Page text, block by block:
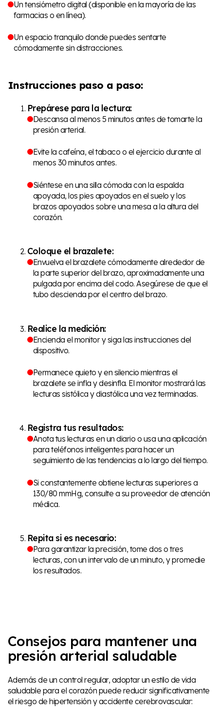
Un tensiómetro digital (disponible en la mayoría de las
farmacias o en línea).
Un espacio tranquilo donde puedes sentarte
cómodamente sin distracciones.
Instrucciones paso a paso:
Prepárese para la lectura:
Descansa al menos 5 minutos antes de tomarte la
presión arterial.
Evite la cafeína, el tabaco o el ejercicio durante al
menos 30 minutos antes.
Siéntese en una silla cómoda con la espalda
apoyada, los pies apoyados en el suelo y los
brazos apoyados sobre una mesa a la altura del
corazón.
Coloque el brazalete:
Envuelva el brazalete cómodamente alrededor de
la parte superior del brazo, aproximadamente una
pulgada por encima del codo. Asegúrese de que el
tubo descienda por el centro del brazo.
Realice la medición:
Encienda el monitor y siga las instrucciones del
dispositivo.
Permanece quieto y en silencio mientras el
brazalete se infla y desinfla. El monitor mostrará las
lecturas sistólica y diastólica una vez terminadas.
Registra tus resultados:
Anota tus lecturas en un diario o usa una aplicación
para teléfonos inteligentes para hacer un
seguimiento de las tendencias a lo largo del tiempo.
Si constantemente obtiene lecturas superiores a
130/80 mmHg, consulte a su proveedor de atención
médica.
Repita si es necesario:
Para garantizar la precisión, tome dos o tres
lecturas, con un intervalo de un minuto, y promedie
los resultados.
Consejos para mantener una
presión arterial saludable
Además de un control regular, adoptar un estilo de vida
saludable para el corazón puede reducir significativamente
el riesgo de hipertensión y accidente cerebrovascular: